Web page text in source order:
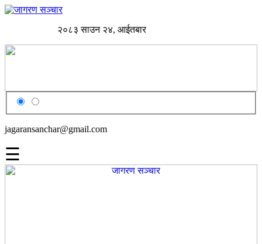
२०८३ साउन २४, आईतबार
jagaransanchar@gmail.com
☰